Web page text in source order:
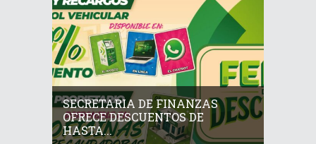
SECRETARIA DE FINANZAS
OFRECE DESCUENTOS DE
HASTA...